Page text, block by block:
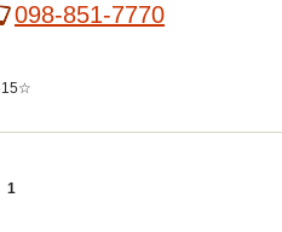
098-851-7770
1